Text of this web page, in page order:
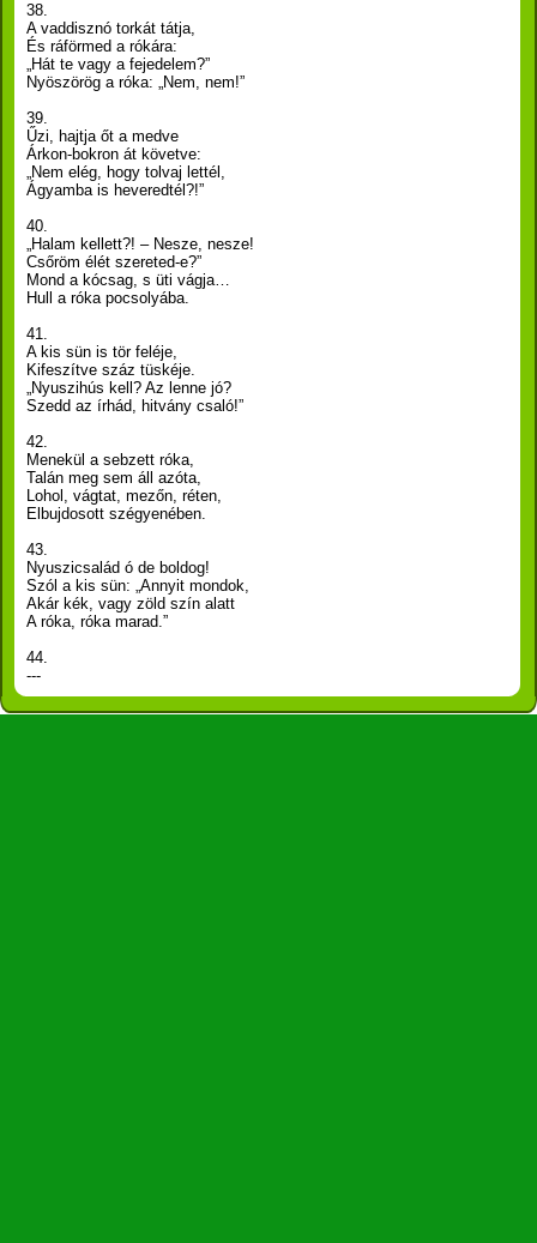
38.
A vaddisznó torkát tátja,
És ráförmed a rókára:
„Hát te vagy a fejedelem?”
Nyöszörög a róka: „Nem, nem!”
39.
Űzi, hajtja őt a medve
Árkon-bokron át követve:
„Nem elég, hogy tolvaj lettél,
Ágyamba is heveredtél?!”
40.
„Halam kellett?! – Nesze, nesze!
Csőröm élét szereted-e?”
Mond a kócsag, s üti vágja…
Hull a róka pocsolyába.
41.
A kis sün is tör feléje,
Kifeszítve száz tüskéje.
„Nyuszihús kell? Az lenne jó?
Szedd az írhád, hitvány csaló!”
42.
Menekül a sebzett róka,
Talán meg sem áll azóta,
Lohol, vágtat, mezőn, réten,
Elbujdosott szégyenében.
43.
Nyuszicsalád ó de boldog!
Szól a kis sün: „Annyit mondok,
Akár kék, vagy zöld szín alatt
A róka, róka marad.”
44.
---